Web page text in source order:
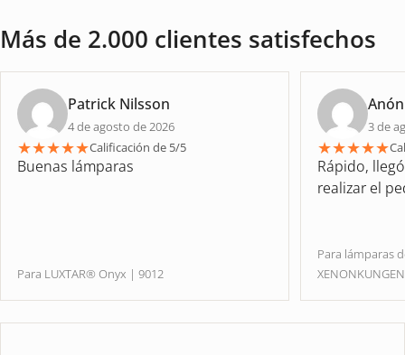
Más de 2.000 clientes satisfechos
Patrick Nilsson
4 de agosto de 2026
★★★★★Calificación de 5/5
Buenas lámparas
Para LUXTAR® Onyx | 9012
3 de
★★★★★
Rápido,
realizar el
Para lámparas